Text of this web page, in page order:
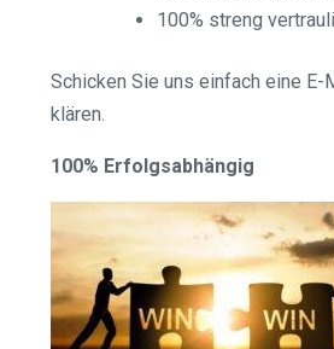
100% streng
Schicken Sie uns einfach eine E-
klären.
100% Erfolgsabhängig